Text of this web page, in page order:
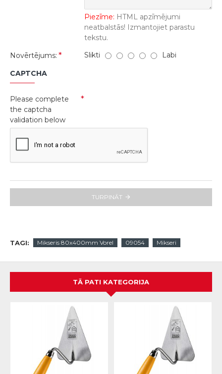
Piezīme: HTML apzīmējumi
neatbalstās! Izmantojiet parastu
tekstu.
Novērtējums:
Slikti Labi
CAPTCHA
Please complete
the captcha
validation below
TURPINĀT
TAGI: Mikseris 80x400mm Vorel 09054 Mikseri
TĀ PATI KATEGORIJA